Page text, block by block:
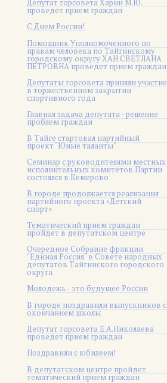
Депутат горсовета Харин М.Ю.
проведет прием граждан
С Днем России!
Помощник Уполномоченного по
правам человека по Тайгинскому
городскому округу ХАН СВЕТЛАНА
ПЕТРОВНА проведет прием граждан
Депутаты горсовета приняли участие
в торжественном закрытии
спортивного года
Главная задача депутата - решение
проблем граждан
В Тайге стартовал партийный
проект "Юные таланты"
Семинар с руководителями местных
исполнительных комитетов Партии
состоялся в Кемерово
В городе продолжается реализация
партийного проекта «Детский
спорт»
Тематический прием граждан
пройдет в депутатском центре
Очередное Собрание фракции
"Единая Россия" в Совете народных
депутатов Тайгинского городского
округа
Молодежь - это будущее России
В городе поздравили выпускников с
окончанием школы
Депутат горсовета Е.А.Николаева
проведет прием граждан
Поздравили с юбилеем!
В депутатском центре пройдет
тематический прием граждан